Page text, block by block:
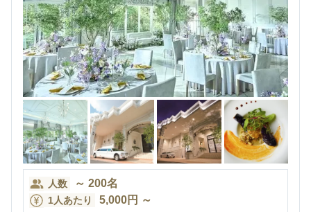
人数 ～ 200名
1人あたり 5,000円 ～